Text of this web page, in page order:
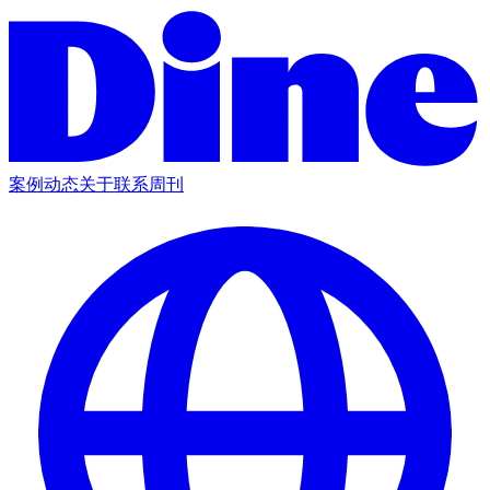
案例动态关于联系周刊